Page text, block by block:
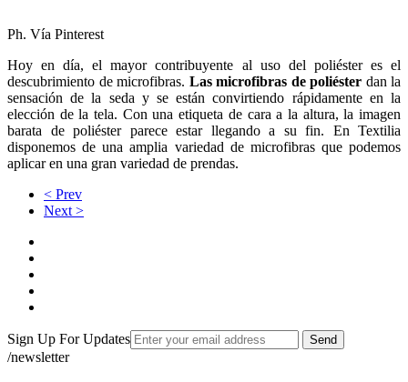
Ph. Vía Pinterest
Hoy en día, el mayor contribuyente al uso del poliéster es el
descubrimiento de microfibras. Las microfibras de poliéster dan la
sensación de la seda y se están convirtiendo rápidamente en la
elección de la tela. Con una etiqueta de cara a la altura, la imagen
barata de poliéster parece estar llegando a su fin. En Textilia
disponemos de una amplia variedad de microfibras que podemos
aplicar en una gran variedad de prendas.
< Prev
Next >
Sign Up For Updates Send
/newsletter